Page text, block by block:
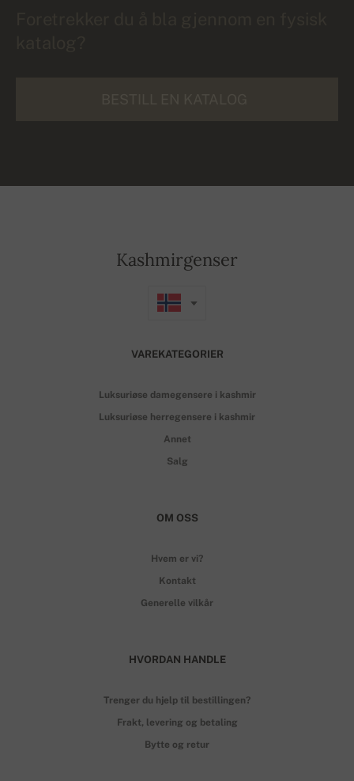
Kashmirgenser
VAREKATEGORIER
Luksuriøse damegensere i kashmir
Luksuriøse herregensere i kashmir
Annet
Salg
OM OSS
Hvem er vi?
Kontakt
Generelle vilkår
HVORDAN HANDLE
Trenger du hjelp til bestillingen?
Frakt, levering og betaling
Bytte og retur